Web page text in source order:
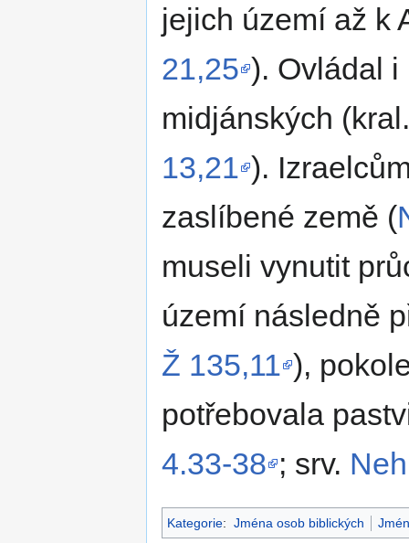
jejich území až k
21,25 ). Ovládal i
midjánských
13,21 ).
zaslíbené země (
museli vynutit
území následně
Ž 135,11 ),
potřebovala
4.33-38 ; srv.
Kategorie: Jména osob biblických